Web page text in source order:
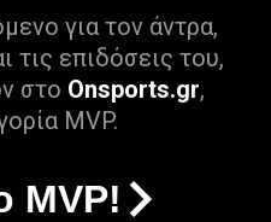
για τον άντρα,
τις επιδόσεις του,
στο Onsports.gr,
MVP.
MVP!